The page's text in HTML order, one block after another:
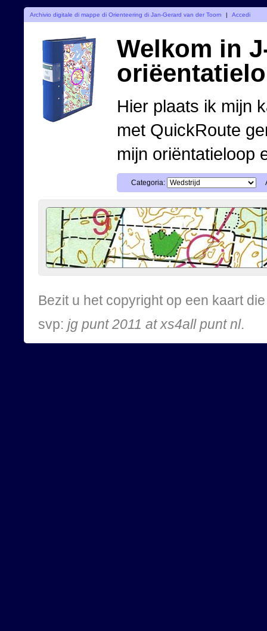
Archivio digitale di mappe di Orienteering di Jan-Gerard van der Toorn | Accedi
Welkom in
Hier plaats ik mijn
met QuickRoute
mijn oriëntatieloop
Categoria:
Bezit u het copyright op een kaart
svp: jg punt 2011 at xs4all punt nl.